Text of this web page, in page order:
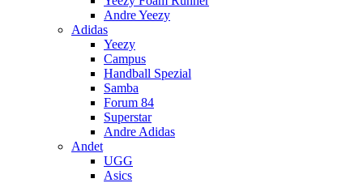
Andre Yeezy
Adidas
Yeezy
Campus
Handball Spezial
Samba
Forum 84
Superstar
Andre Adidas
Andet
UGG
Asics